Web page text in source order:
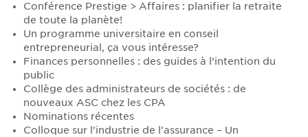
Conférence Prestige > Affaires : planifier la retraite
de toute la planète!
Un programme universitaire en conseil
entrepreneurial, ça vous intéresse?
Finances personnelles : des guides à l’intention du
public
Collège des administrateurs de sociétés : de
nouveaux ASC chez les CPA
Nominations récentes
Colloque sur l'industrie de l'assurance – Un